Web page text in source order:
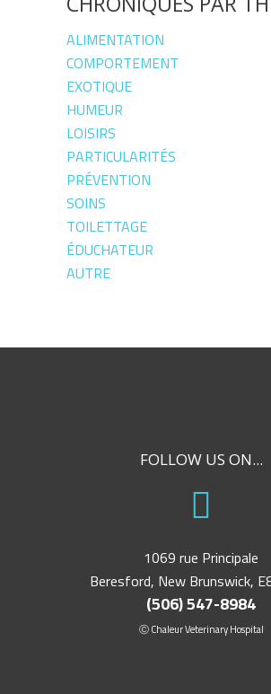
ALIMENTATION
COMPORTEMENT
EXOTIQUE
HUMEUR
LOISIRS
PARTICULARITÉS
PRÉVENTION
SOINS
TOILETTAGE
ÉDUCHATEUR
AUTRE
FOLLOW US ON...
1069 rue Principale
Beresford, New Brunswick,
(506) 547-8984
Ⓒ Chaleur Veterinary Hospital